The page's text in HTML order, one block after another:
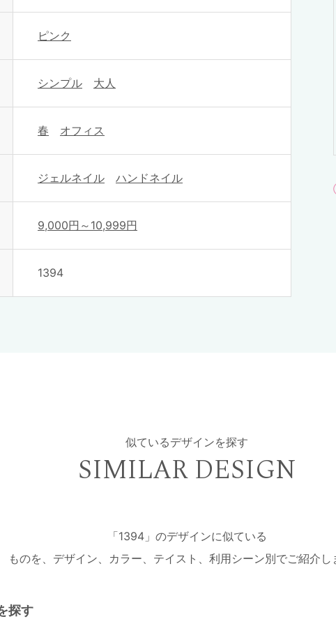
ピンク
シンプル 大人
春 オフィス
ジェルネイル ハンドネイル
9,000円～10,999円
1394
似ているデザインを探す
SIMILAR DESIGN
「1394」のデザインに似ている
ものを、デザイン、カラー、テイスト、利用シーン別でご紹介し
探す